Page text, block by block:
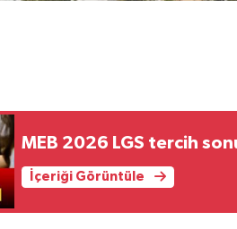
MEB 2026 LGS tercih
İçeriği Görüntüle